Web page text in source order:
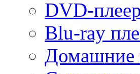
DVD-
Blu-ray
Домашние